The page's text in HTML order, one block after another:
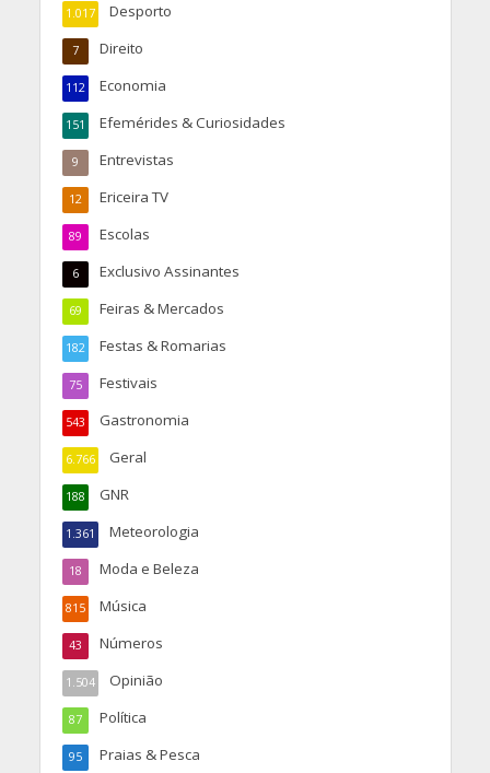
Desporto
1.017
Direito
7
Economia
112
Efemérides & Curiosidades
151
Entrevistas
9
Ericeira TV
12
Escolas
89
Exclusivo Assinantes
6
Feiras & Mercados
69
Festas & Romarias
182
Festivais
75
Gastronomia
543
Geral
6.766
GNR
188
Meteorologia
1.361
Moda e Beleza
18
Música
815
Números
43
Opinião
1.504
Política
87
Praias & Pesca
95